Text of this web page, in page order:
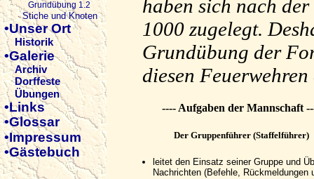
Grundübung 1.2
Stiche und Knoten
•Unser Ort
Historik
•Galerie
Archiv
Dorffeste
Übungen
•Links
•Glossar
•Impressum
•Gästebuch
haben sich nach
1000 zugelegt.
Grundübung der
diesen
---- Aufgaben der Mannschaft
Der Gruppenführer (Staffelführer)
leitet den Einsatz seiner Gruppe und
Nachrichten (Befehle, Rückmeldungen